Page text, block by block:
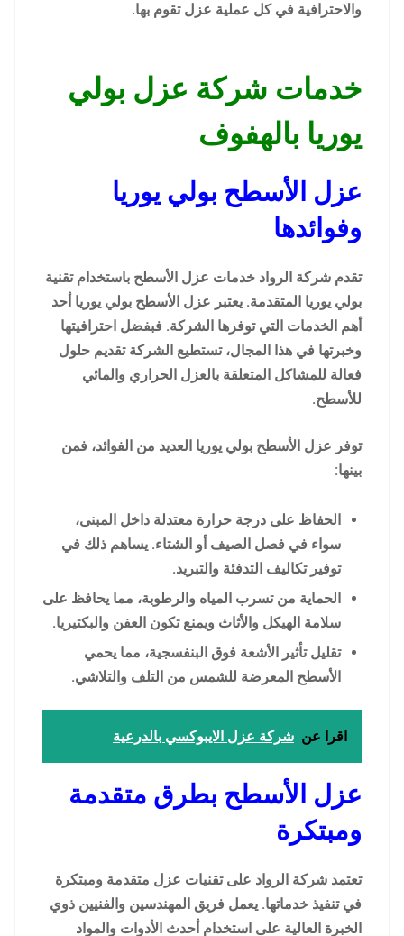
والاحترافية في كل عملية عزل تقوم بها.
خدمات شركة عزل بولي
يوريا بالهفوف
عزل الأسطح بولي يوريا
وفوائدها
تقدم شركة الرواد خدمات عزل الأسطح باستخدام تقنية
بولي يوريا المتقدمة. يعتبر عزل الأسطح بولي يوريا أحد
أهم الخدمات التي توفرها الشركة. فبفضل احترافيتها
وخبرتها في هذا المجال، تستطيع الشركة تقديم حلول
فعالة للمشاكل المتعلقة بالعزل الحراري والمائي
للأسطح.
توفر عزل الأسطح بولي يوريا العديد من الفوائد، فمن
بينها:
الحفاظ على درجة حرارة معتدلة داخل المبنى،
سواء في فصل الصيف أو الشتاء. يساهم ذلك في
توفير تكاليف التدفئة والتبريد.
الحماية من تسرب المياه والرطوبة، مما يحافظ على
سلامة الهيكل والأثاث ويمنع تكون العفن والبكتيريا.
تقليل تأثير الأشعة فوق البنفسجية، مما يحمي
الأسطح المعرضة للشمس من التلف والتلاشي.
اقرا عن شركة عزل الايبوكسي بالدرعية
عزل الأسطح بطرق متقدمة
ومبتكرة
تعتمد شركة الرواد على تقنيات عزل متقدمة ومبتكرة
في تنفيذ خدماتها. يعمل فريق المهندسين والفنيين ذوي
الخبرة العالية على استخدام أحدث الأدوات والمواد